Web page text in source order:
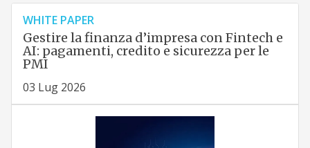
WHITE PAPER
Gestire la finanza d’impresa con Fintech e
AI: pagamenti, credito e sicurezza per le
PMI
03 Lug 2026